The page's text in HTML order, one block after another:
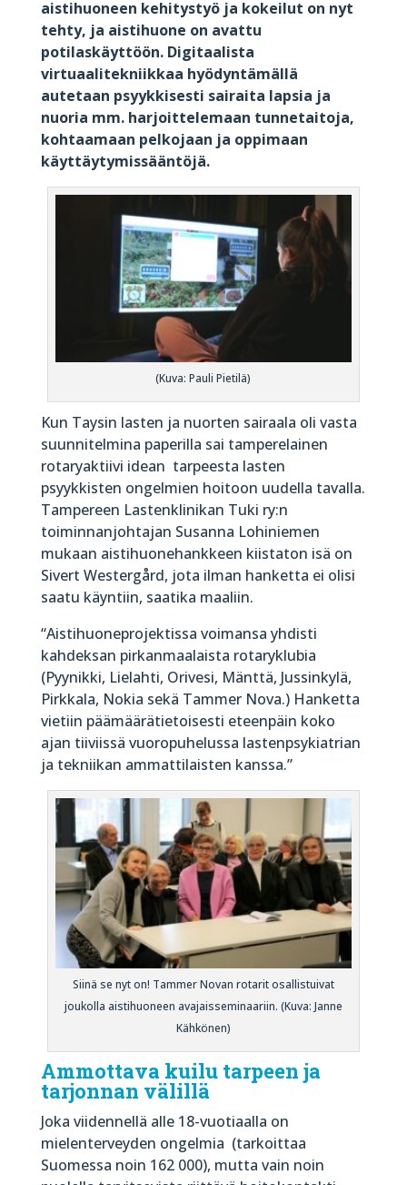
aistihuoneen kehitystyö ja kokeilut on nyt
tehty, ja aistihuone on avattu
potilaskäyttöön. Digitaalista
virtuaalitekniikkaa hyödyntämällä
autetaan psyykkisesti sairaita lapsia ja
nuoria mm. harjoittelemaan tunnetaitoja,
kohtaamaan pelkojaan ja oppimaan
käyttäytymissääntöjä.
(Kuva: Pauli Pietilä)
Kun Taysin lasten ja nuorten sairaala oli vasta
suunnitelmina paperilla sai tamperelainen
rotaryaktiivi idean tarpeesta lasten
psyykkisten ongelmien hoitoon uudella tavalla.
Tampereen Lastenklinikan Tuki ry:n
toiminnanjohtajan Susanna Lohiniemen
mukaan aistihuonehankkeen kiistaton isä on
Sivert Westergård, jota ilman hanketta ei olisi
saatu käyntiin, saatika maaliin.
“Aistihuoneprojektissa voimansa yhdisti
kahdeksan pirkanmaalaista rotaryklubia
(Pyynikki, Lielahti, Orivesi, Mänttä, Jussinkylä,
Pirkkala, Nokia sekä Tammer Nova.) Hanketta
vietiin päämäärätietoisesti eteenpäin koko
ajan tiiviissä vuoropuhelussa lastenpsykiatrian
ja tekniikan ammattilaisten kanssa.”
Siinä se nyt on! Tammer Novan rotarit osallistuivat
joukolla aistihuoneen avajaisseminaariin. (Kuva: Janne
Kähkönen)
Ammottava kuilu tarpeen ja
tarjonnan välillä
Joka viidennellä alle 18-vuotiaalla on
mielenterveyden ongelmia (tarkoittaa
Suomessa noin 162 000), mutta vain noin